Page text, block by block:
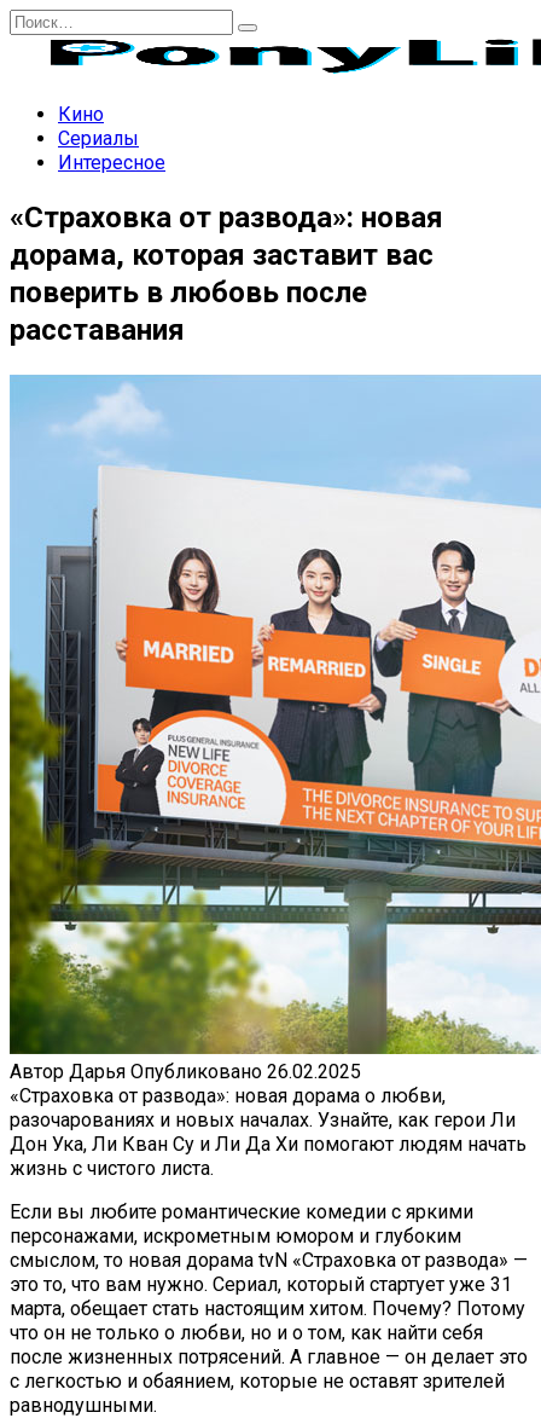
Перейти
содержанию
Search
Кино
Сериалы
Интересное
«Страховка от развода»: новая
дорама, которая заставит вас
поверить в любовь после
расставания
Автор Дарья Опубликовано 26.02.2025
«Страховка от развода»: новая дорама о любви,
разочарованиях и новых началах. Узнайте, как герои Ли
Дон Ука, Ли Кван Су и Ли Да Хи помогают людям начать
жизнь с чистого листа.
Если вы любите романтические комедии с яркими
персонажами, искрометным юмором и глубоким
смыслом, то новая дорама tvN «Страховка от развода» —
это то, что вам нужно. Сериал, который стартует уже 31
марта, обещает стать настоящим хитом. Почему? Потому
что он не только о любви, но и о том, как найти себя
после жизненных потрясений. А главное — он делает это
с легкостью и обаянием, которые не оставят зрителей
равнодушными.